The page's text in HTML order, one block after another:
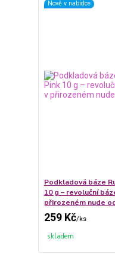
Nově v nabídce
Podkladová báze
10 g – revoluční
přirozeném nude
259 Kč/ks
skladem